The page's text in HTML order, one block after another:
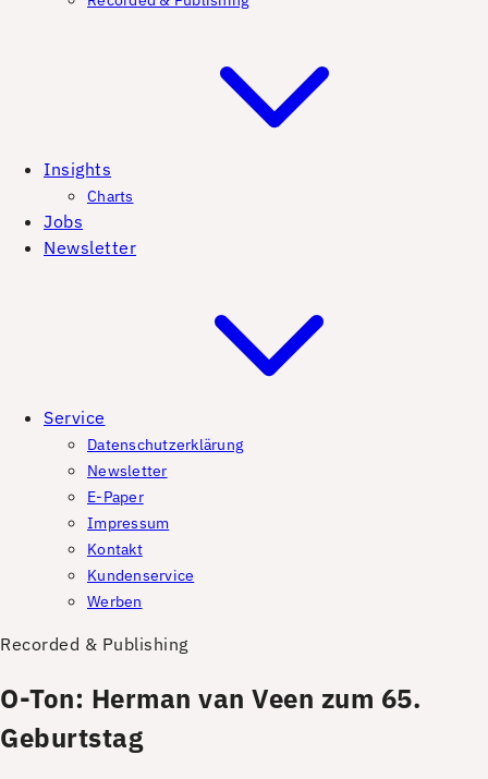
Insights
Charts
Jobs
Newsletter
Service
Datenschutzerklärung
Newsletter
E-Paper
Impressum
Kontakt
Kundenservice
Werben
Recorded & Publishing
O-Ton: Herman van Veen zum 65.
Geburtstag